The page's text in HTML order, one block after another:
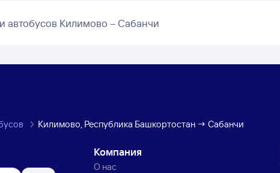
автобусов Килимово – Сабанчи
Килимово, Республика Башкортостан → Сабанчи
Компания
О нас